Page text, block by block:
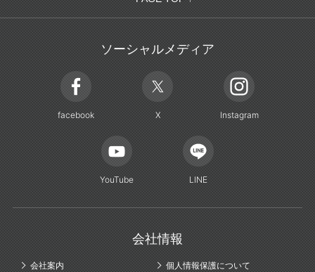
ソーシャルメディア
facebook X Instagram
YouTube LINE
会社情報
会社案内
個人情報保護について